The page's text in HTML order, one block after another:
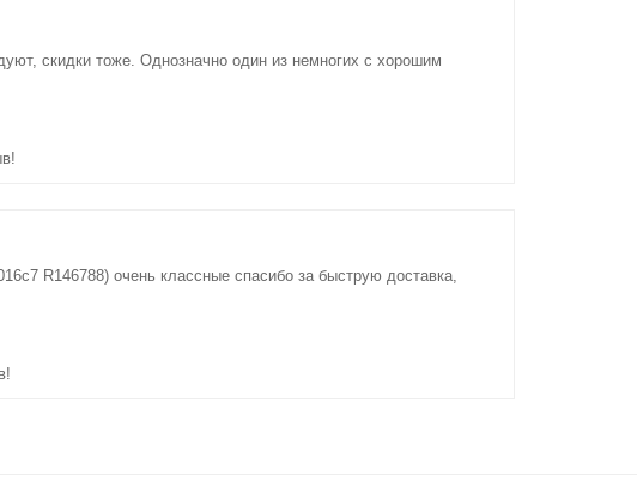
скидки тоже. Однозначно один из немногих с хорошим
R146788) очень классные спасибо за быструю доставка,